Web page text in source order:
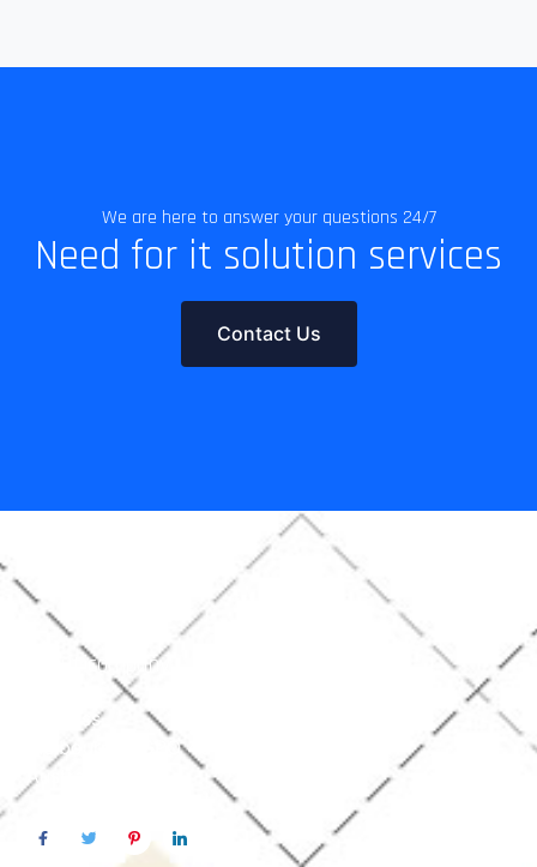
We are here to answer your questions 24/7
Need for it solution services
Contact Us
About company
Address
Melbourne’s GPO 434 VIC 3074,
Australia.